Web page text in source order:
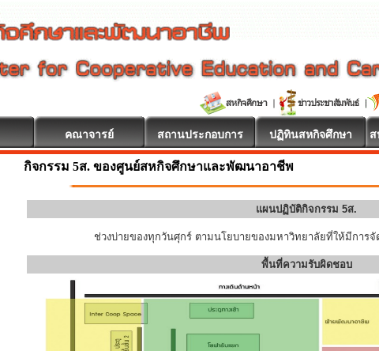
คณาจารย์ สถานประกอบการ ปฏิทินสหกิจศึกษา
กิจกรรม 5ส. ของศูนย์สหกิจศึกษาและพัฒนาอาชีพ
แผนปฏิบัติกิจกรรม 5ส.
ช่วงบ่ายของทุกวันศุกร์ ตามนโยบายของมหาวิทยาลัยที่ให้มีการจั
พื้นที่ความรับผิดชอบ